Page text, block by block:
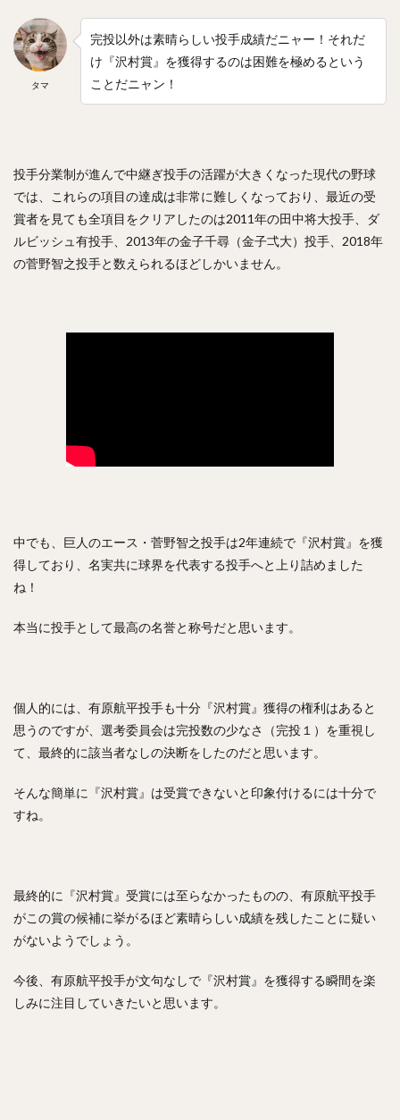
タマ
完投以外は素晴らしい投手成績だニャー！それだ
け『沢村賞』を獲得するのは困難を極めるという
ことだニャン！
投手分業制が進んで中継ぎ投手の活躍が大きくなった現代の野球
では、これらの項目の達成は非常に難しくなっており、最近の受
賞者を見ても全項目をクリアしたのは2011年の田中将大投手、ダ
ルビッシュ有投手、2013年の金子千尋（金子弌大）投手、2018年
の菅野智之投手と数えられるほどしかいません。
中でも、巨人のエース・菅野智之投手は2年連続で『沢村賞』を獲
得しており、名実共に球界を代表する投手へと上り詰めました
ね！
本当に投手として最高の名誉と称号だと思います。
個人的には、有原航平投手も十分『沢村賞』獲得の権利はあると
思うのですが、選考委員会は完投数の少なさ（完投１）を重視し
て、最終的に該当者なしの決断をしたのだと思います。
そんな簡単に『沢村賞』は受賞できないと印象付けるには十分で
すね。
最終的に『沢村賞』受賞には至らなかったものの、有原航平投手
がこの賞の候補に挙がるほど素晴らしい成績を残したことに疑い
がないようでしょう。
今後、有原航平投手が文句なしで『沢村賞』を獲得する瞬間を楽
しみに注目していきたいと思います。